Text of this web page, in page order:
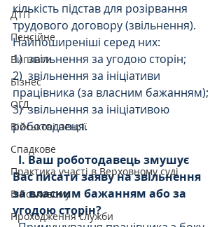
ДТП
Пенсійне
Виплати
Бізнес
ОГД
Військові пенсії
Спадкове
Практика участі в Верховному суді
Військовому
Проходження служби
кількість підстав для розірвання
трудового договору (звільнення).
Найпоширеніші серед них:
1)  звільнення за угодою сторін;
2)  звільнення за ініціативи
працівника (за власним бажанням);
3)  звільнення за ініціативою
роботодавця.
І. Ваш роботодавець змушує
Вас писати заяву на звільнення
за власним бажанням або за
угодою сторін?